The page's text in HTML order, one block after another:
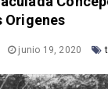
Origenes
junio 19, 2020